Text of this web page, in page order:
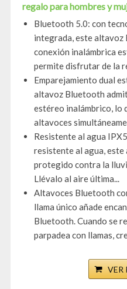
regalo para hombres y
Bluetooth 5.0: con
integrada, este
conexión inalámbrica
permite disfrutar de la
Emparejamiento dual
altavoz Bluetooth
estéreo inalámbrico, lo
altavoces
Resistente al agua
resistente al agua,
protegido contra la
Llévalo al aire última...
Altavoces Bluetooth
llama único añade
Bluetooth. Cuando se
parpadea con llamas,
VER